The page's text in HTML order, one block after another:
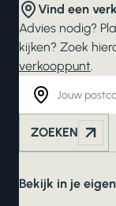
Vind een
Advies nodig?
kijken? Zoek
verkooppunt.
ZOEKEN
Bekijk in je